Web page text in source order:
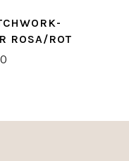
ROSA/ROT